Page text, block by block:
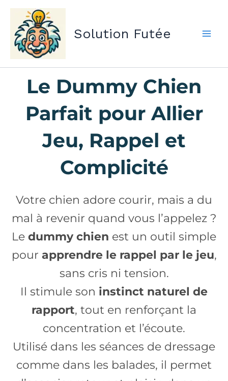
Aller
contenu
Solution Futée
Le Dummy Chien
Parfait pour Allier
Jeu, Rappel et
Complicité
Votre chien adore courir, mais a du
mal à revenir quand vous l’appelez ?
Le dummy chien est un outil simple
pour apprendre le rappel par le jeu,
sans cris ni tension.
Il stimule son instinct naturel de
rapport, tout en renforçant la
concentration et l’écoute.
Utilisé dans les séances de dressage
comme dans les balades, il permet